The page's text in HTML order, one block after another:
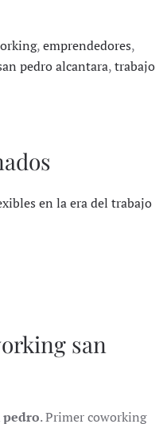
,emprendedores,
pedro alcantara,trabajo
en la era del trabajo
san
pedro. Primer coworking